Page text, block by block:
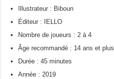
Illustrateur : Biboun
Éditeur : IELLO
Nombre de joueurs : 2 à 4
Âge recommandé : 14 ans et plus
Durée : 45 minutes
Année : 2019